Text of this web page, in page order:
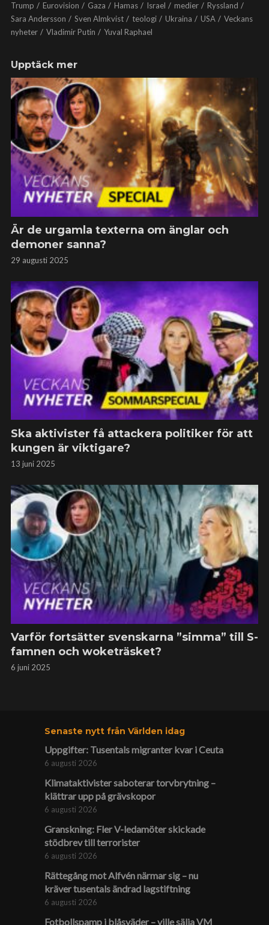
Trump
Eurovision Gaza Hamas Israel medier
Ryssland
Sara Andersson
Sven Almkvist teologi Ukraina USA
Veckans
nyheter
Vladimir Putin Yuval Raphael
Upptäck mer
Är de urgamla texterna om änglar och
demoner sanna?
29 augusti 2025
Ska aktivister få attackera politiker för att
kungen är viktigare?
13 juni 2025
Varför fortsätter svenskarna ”simma” till S-
famnen och woketräsket?
6 juni 2025
Senaste nytt från Världen idag
Uppgifter: Tusentals migranter kvar i Ceuta
6 augusti 2026
Klimat­aktivister saboterar torv­brytning –
klättrar upp på gräv­skopor
6 augusti 2026
Granskning: Fler V-ledamöter skickade
stödbrev till terrorister
6 augusti 2026
Rättegång mot Alfvén närmar sig – nu
kräver tusentals ändrad lagstiftning
6 augusti 2026
Fotbollspamp i blåsväder – ville sälja VM